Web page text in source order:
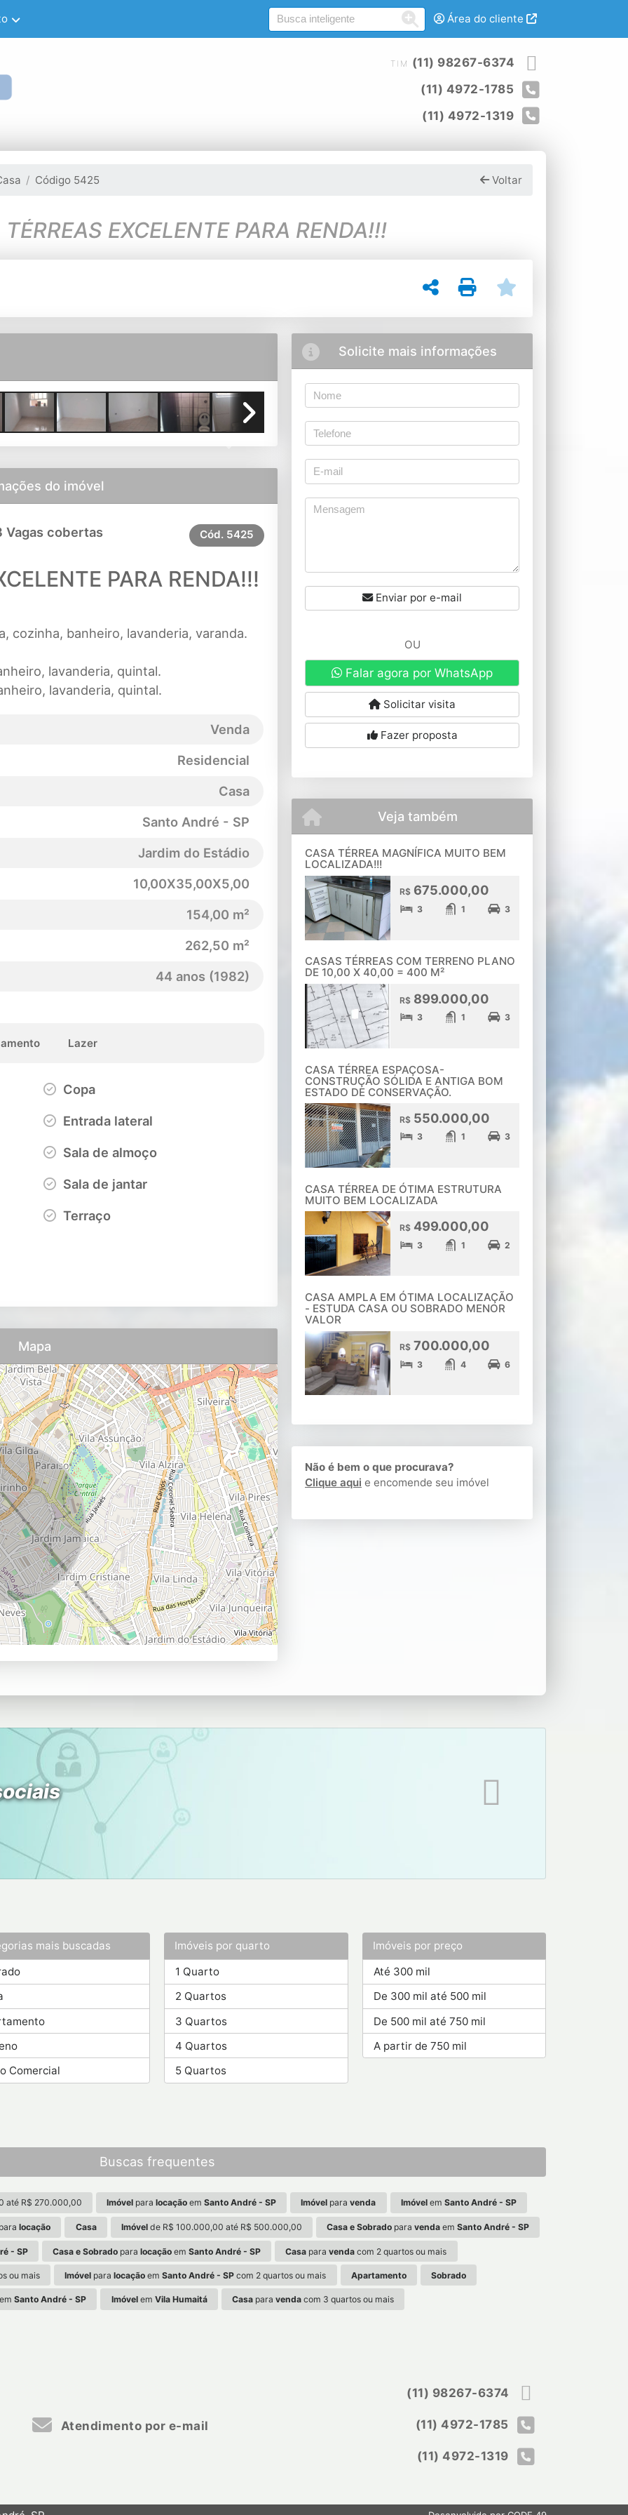
Área do cliente
TIM (11) 98267-6374
(11) 4972-1785
(11) 4972-1319
Código 5425 Voltar
EXCELENTE PARA RENDA!!!
do imóvel
Vagas cobertas Cód. 5425
PARA RENDA!!!
cozinha, banheiro, lavanderia, varanda.
lavanderia, quintal.
lavanderia, quintal.
Venda
Residencial
Casa
Santo André - SP
Jardim do Estádio
10,00X35,00X5,00
154,00 m²
262,50 m²
44 anos (1982)
Lazer
Copa
Entrada lateral
Sala de almoço
Sala de jantar
Terraço
Mapa
Solicite mais informações
Enviar por e-mail
OU
Falar agora por WhatsApp
Solicitar visita
Fazer proposta
Veja também
CASA TÉRREA MAGNÍFICA MUITO BEM
LOCALIZADA!!!
R$675.000,00
3 1 3
CASAS TÉRREAS COM TERRENO PLANO
DE 10,00 X 40,00 = 400 M²
R$899.000,00
3 1 3
CASA TÉRREA ESPAÇOSA-
CONSTRUÇÃO SÓLIDA E ANTIGA BOM
ESTADO DE CONSERVAÇÃO.
R$550.000,00
3 1 3
CASA TÉRREA DE ÓTIMA ESTRUTURA
MUITO BEM LOCALIZADA
R$499.000,00
3 1 2
CASA AMPLA EM ÓTIMA LOCALIZAÇÃO
- ESTUDA CASA OU SOBRADO MENOR
VALOR
R$700.000,00
3 4 6
Não é bem o que procurava?
Clique aqui e encomende seu imóvel
mais buscadas
Comercial
Imóveis por quarto
1 Quarto
2 Quartos
3 Quartos
4 Quartos
5 Quartos
Imóveis por preço
Até 300 mil
De 300 mil até 500 mil
De 500 mil até 750 mil
A partir de 750 mil
Buscas frequentes
até R$ 270.000,00 Imóvel para locação em Santo André - SP Imóvel paravenda Imóvelem Santo André - SP
locação Casa Imóvelde R$ 100.000,00 até R$ 500.000,00 Casa e Sobrado paravenda emSanto André - SP
- SP Casa e Sobrado para locação em Santo André - SP Casa paravenda com 2 quartos ou mais
ou mais Imóvel paralocação emSanto André - SP com 2 quartos ou mais Apartamento Sobrado
Santo André - SP Imóvelem Vila Humaitá Casapara vendacom 3 quartos ou mais
Atendimento por e-mail
(11) 98267-6374
(11) 4972-1785
(11) 4972-1319